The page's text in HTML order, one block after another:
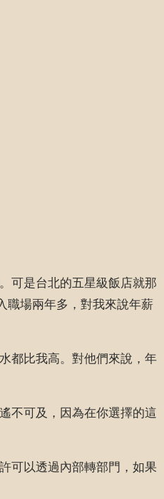
可是台北的五星級飯店就那
職場兩年多，對我來說年薪
都比我高。對他們來說，年
不可及，因為在你選擇的這
可以透過內部轉部門，如果